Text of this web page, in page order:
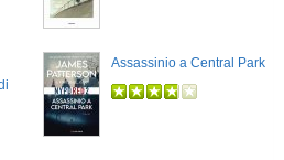
Assassinio a Central Park